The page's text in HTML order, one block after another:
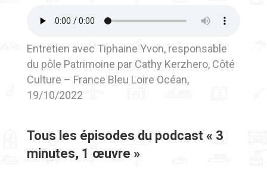
Entretien avec Tiphaine Yvon, responsable
du pôle Patrimoine par Cathy Kerzhero, Côté
Culture – France Bleu Loire Océan,
19/10/2022
Tous les épisodes du podcast « 3
minutes, 1 œuvre »